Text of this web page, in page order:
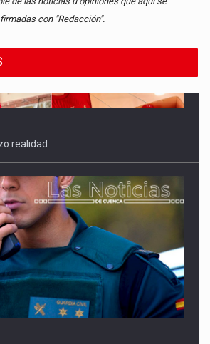
con "Redacción".
por robar 21.000 euros a un anciano